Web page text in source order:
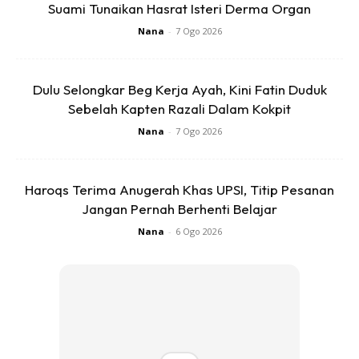
Suami Tunaikan Hasrat Isteri Derma Organ
Nana - 7 Ogo 2026
Dulu Selongkar Beg Kerja Ayah, Kini Fatin Duduk
Sebelah Kapten Razali Dalam Kokpit
Nana - 7 Ogo 2026
Haroqs Terima Anugerah Khas UPSI, Titip Pesanan
Jangan Pernah Berhenti Belajar
Nana - 6 Ogo 2026